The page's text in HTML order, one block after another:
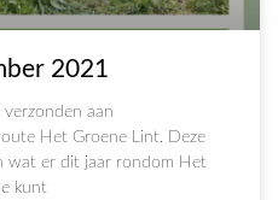
2021
aan
Het Groene Lint. Deze
wat er dit jaar rondom Het
kunt